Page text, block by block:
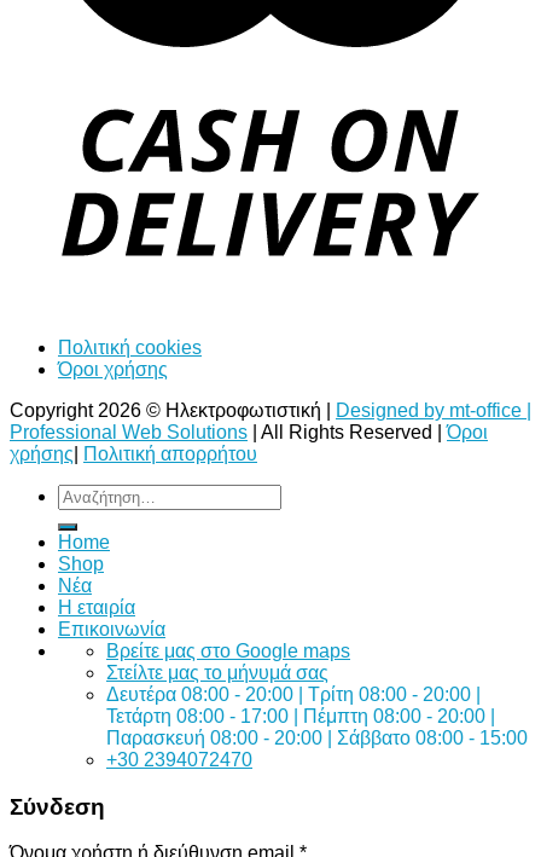
Πολιτική cookies
Όροι χρήσης
Copyright 2026 © Ηλεκτροφωτιστική |
Designed by mt-office |
Professional Web Solutions | All Rights Reserved |Όροι
χρήσης
Πολιτική απορρήτου
Αναζήτηση
για:
Home
Shop
Νέα
Η εταιρία
Επικοινωνία
Bρείτε μας στο Google maps
Στείλτε μας το μήνυμά σας
Δευτέρα 08:00 - 20:00 | Τρίτη 08:00 - 20:00 |
Τετάρτη 08:00 - 17:00 | Πέμπτη 08:00 - 20:00 |
Παρασκευή 08:00 - 20:00 | Σάββατο 08:00 - 15:00
+30 2394072470
Σύνδεση